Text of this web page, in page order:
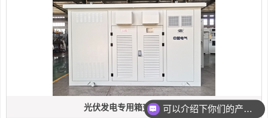
光伏发电专用箱变厂家直销 可以介绍下你们的产品么